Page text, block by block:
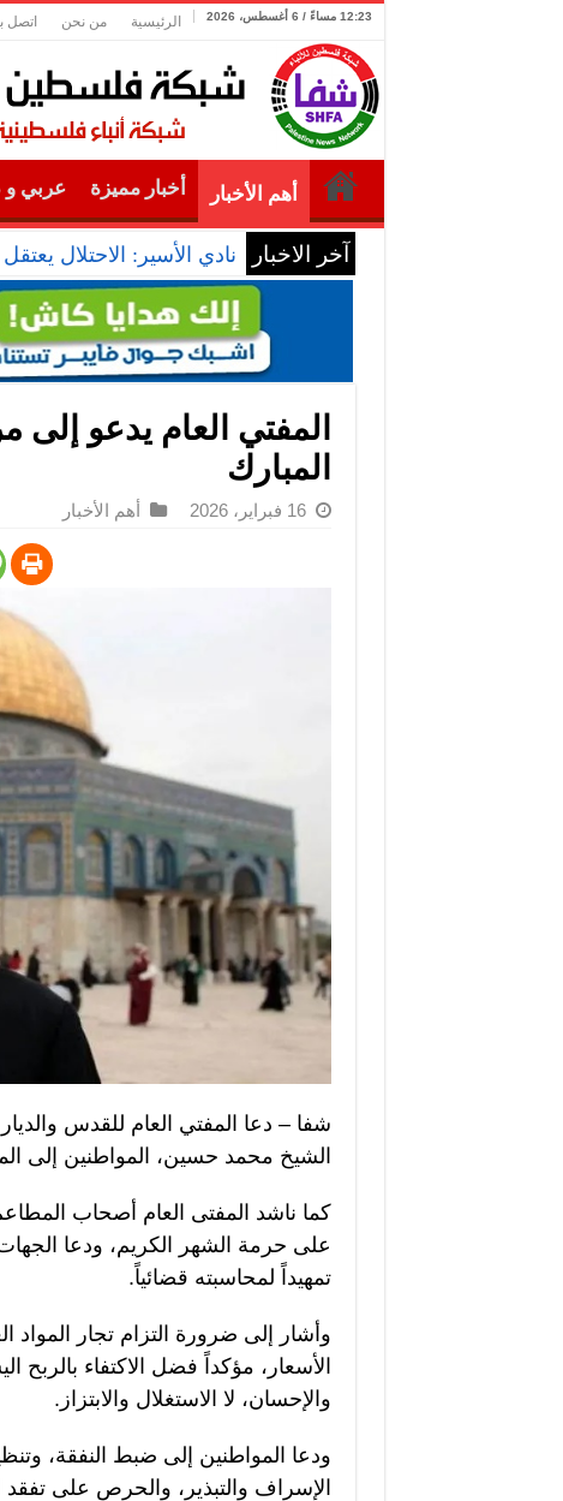
12:23 مساءً / 6 أغسطس، 2026 الرئيسية من نحن اتصل
أهم الأخبار أخبار مميزة عربي و
آخر الاخبار نادي الأسير: الاحتلال يعتقل ويحقق
المفتي العام يدعو
المبارك
16 فبراير، 2026 أهم الأخبار
شفا – دعا المفتي العام للقدس
الشيخ محمد حسين، المواطنين إلى
كما ناشد المفتى العام أصحاب
على حرمة الشهر الكريم، ودعا
تمهيداً لمحاسبته قضائياً.
وأشار إلى ضرورة التزام تجار المواد
الأسعار، مؤكداً فضل الاكتفاء
والإحسان، لا الاستغلال والابتزاز.
ودعا المواطنين إلى ضبط النفقة،
الإسراف والتبذير، والحرص على تفقد